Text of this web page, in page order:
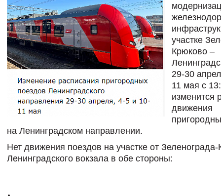
участке
Крюково –
29-30
11 мая с
изменится
движения
на Ленинградском направлении.
Нет движения поездов на участке от
Ленинградского вокзала в обе стороны: